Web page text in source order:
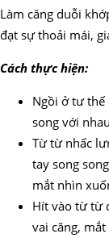
Làm căng duỗi
đạt sự thoải mái,
Cách thực hiện:
Ngồi ở tư thế
song với
Từ từ nhấc
tay song
mắt nhìn
Hít vào từ từ
vai căng,